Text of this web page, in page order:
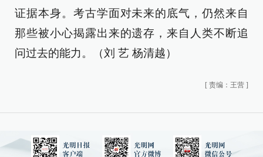
证据本身。考古学面对未来的底气，仍然来自
那些被小心揭露出来的遗存，来自人类不断追
问过去的能力。（刘 艺 杨清越）
[ 责编：王营 ]